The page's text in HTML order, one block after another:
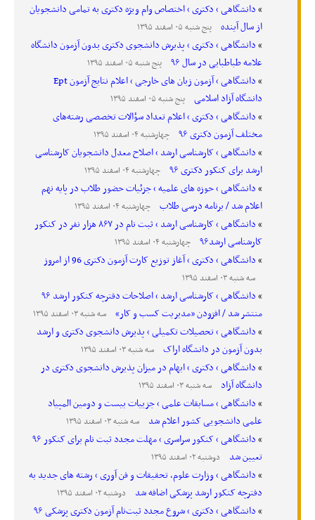
دانشگاهی › دکتری › اختصاص وام ویژه دکتری به تمامی دانشجویان
از سال آینده
پنج شنبه ۰۵ اسفند ۱۳۹۵
دانشگاهی › دکتری › پذیرش دانشجوی دکتری ﺑﺪون آزﻣﻮن داﻧﺸﮕﺎه
علامه طباطبایی در ﺳﺎل ۹۶
پنج شنبه ۰۵ اسفند ۱۳۹۵
دانشگاهی › آزمون زبان های خارجی › اعلام نتایج آزمون Ept
دانشگاه آزاد اسلامی
پنج شنبه ۰۵ اسفند ۱۳۹۵
دانشگاهی › دکتری › اعلام تعداد سؤالات تخصصی رشته‌های
مختلف آزمون دکتری ۹۶
چهارشنبه ۰۴ اسفند ۱۳۹۵
دانشگاهی › کارشناسی ارشد › اصلاح معدل دانشجویان کارشناسی
ارشد برای کنکور دکتری ۹۶
چهارشنبه ۰۴ اسفند ۱۳۹۵
دانشگاهی › حوزه های علمیه › جزئیات حضور طلاب در پایه نهم
اعلام شد / برنامه درسی طلاب
چهارشنبه ۰۴ اسفند ۱۳۹۵
دانشگاهی › کارشناسی ارشد › ثبت نام در ۸۶۷ هزار نفر در کنکور
کارشناسی ارشد۹۶
چهارشنبه ۰۴ اسفند ۱۳۹۵
دانشگاهی › دکتری › آغاز توزیع کارت آزمون دکتری 96 از امروز
سه شنبه ۰۳ اسفند ۱۳۹۵
دانشگاهی › کارشناسی ارشد › اصلاحات دفترچه کنکور ارشد ۹۶
منتشر شد / افزودن «مدیریت کسب و کار»
سه شنبه ۰۳ اسفند ۱۳۹۵
دانشگاهی › تحصیلات تکمیلی › پذیرش دانشجوی دکتری و ارشد
بدون آزمون در دانشگاه اراک
سه شنبه ۰۳ اسفند ۱۳۹۵
دانشگاهی › دکتری › ابهام در میزان پذیرش دانشجوی دکتری در
دانشگاه آزاد
سه شنبه ۰۳ اسفند ۱۳۹۵
دانشگاهی › مسابقات علمی › جزییات بیست و دومین المپیاد
علمی دانشجویی کشور اعلام شد
سه شنبه ۰۳ اسفند ۱۳۹۵
دانشگاهی › کنکور سراسری › مهلت مجدد ثبت نام برای کنکور ۹۶
تعیین شد
دوشنبه ۰۲ اسفند ۱۳۹۵
دانشگاهی › وزارت علوم، تحقیقات و فن آوری › رشته های جدید به
دفترچه کنکور ارشد پزشکی اضافه شد
دوشنبه ۰۲ اسفند ۱۳۹۵
دانشگاهی › دکتری › شروع مجدد ثبت‌نام آزمون دکتری پزشکی ۹۶